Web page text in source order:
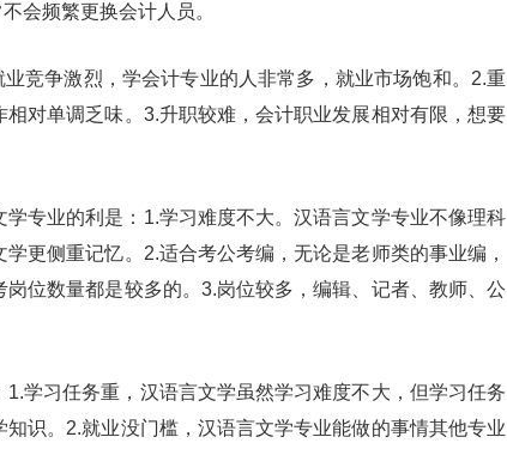
会频繁更换会计人员。
竞争激烈，学会计专业的人非常多，就业市场饱和。2.重
对单调乏味。3.升职较难，会计职业发展相对有限，想要
学专业的利是：1.学习难度不大。汉语言文学专业不像理科
更侧重记忆。2.适合考公考编，无论是老师类的事业编，
位数量都是较多的。3.岗位较多，编辑、记者、教师、公
学习任务重，汉语言文学虽然学习难度不大，但学习任务
识。2.就业没门槛，汉语言文学专业能做的事情其他专业